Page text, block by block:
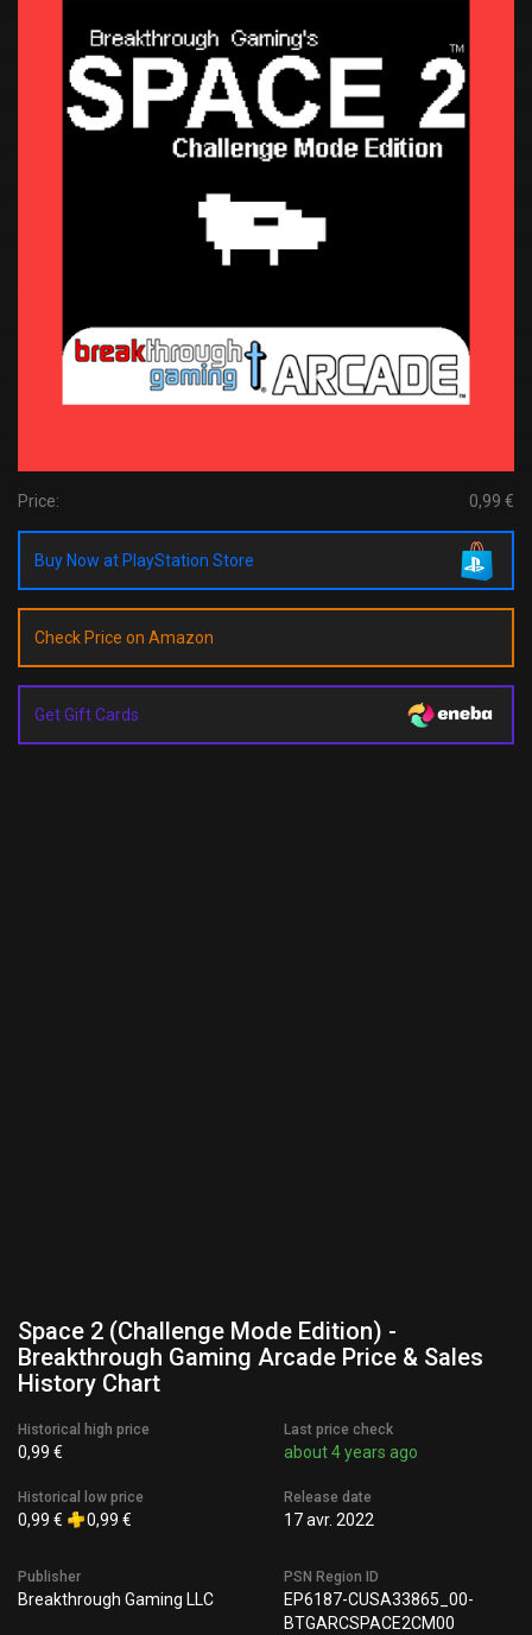
Price: 0,99 €
Buy Now at PlayStation Store
Check Price on Amazon
Get Gift Cards
Space 2 (Challenge Mode Edition) -
Breakthrough Gaming Arcade Price & Sales
History Chart
Historical high price
0,99 €
Historical low price
0,99 € 0,99 €
Last price check
about 4 years ago
Release date
17 avr. 2022
Publisher
Breakthrough Gaming LLC
PSN Region ID
EP6187-CUSA33865_00-
BTGARCSPACE2CM00